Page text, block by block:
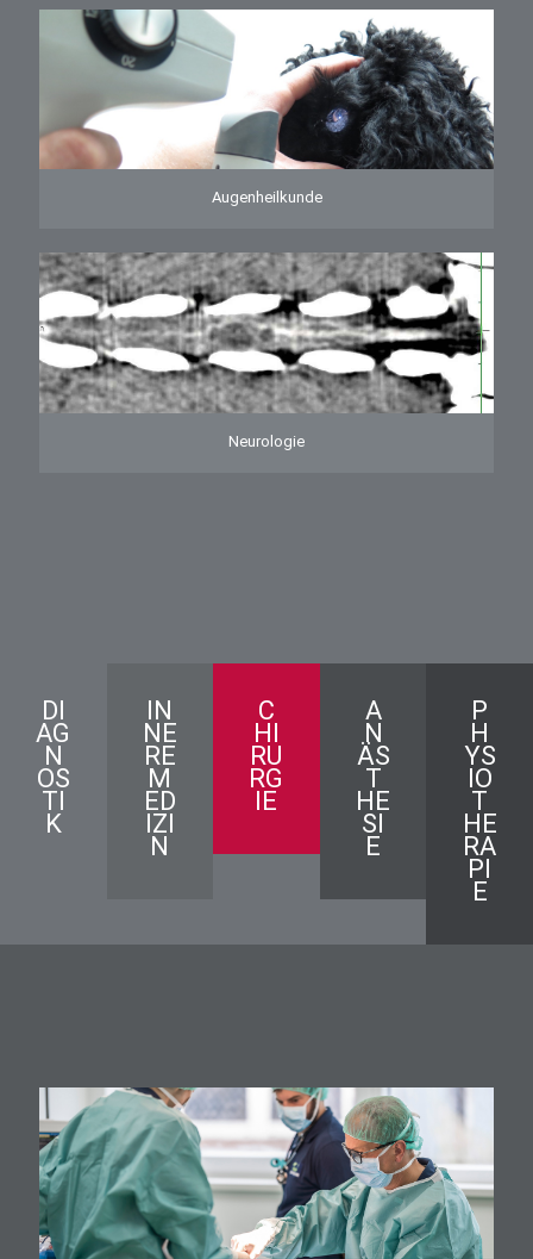
Augenheilkunde
Neurologie
DI
AG
N
OS
TI
K
IN
NE
RE
M
ED
IZI
N
C
HI
RU
RG
IE
A
N
ÄS
T
HE
SI
E
P
H
YS
IO
T
HE
RA
PI
E